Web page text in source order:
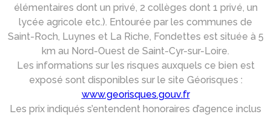
élémentaires dont un privé, 2 collèges dont 1 privé, un
lycée agricole etc.). Entourée par les communes de
Saint-Roch, Luynes et La Riche, Fondettes est située à 5
km au Nord-Ouest de Saint-Cyr-sur-Loire.
Les informations sur les risques auxquels ce bien est
exposé sont disponibles sur le site Géorisques :
www.georisques.gouv.fr
Les prix indiqués s’entendent honoraires d’agence inclus